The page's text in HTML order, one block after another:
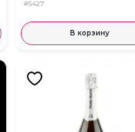
#5427
В корзину